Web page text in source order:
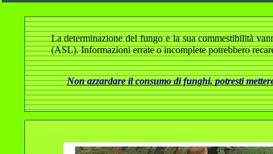
La determinazione del fungo e la sua commestibilità
(ASL). Informazioni errate o incomplete potrebbero
Non azzardare il consumo di funghi, potresti